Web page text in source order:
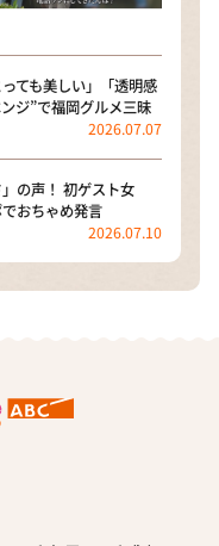
ても美しい」「透明感
ジ”で福岡グルメ三昧
2026.07.07
の声！ 初ゲスト女
おちゃめ発言
2026.07.10